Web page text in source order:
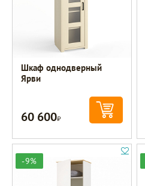
Шкаф однодверный
Ярви
60 600Р
-9%